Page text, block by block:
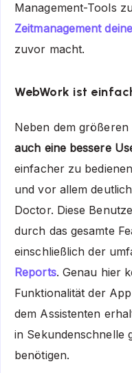
Management-Tools
Zeitmanagement
zuvor macht.
WebWork ist
Neben dem
auch eine bessere
einfacher zu
und vor allem
Doctor. Diese
durch das gesamte
einschließlich der
Reports. Genau hier
Funktionalität der
dem Assistenten
in Sekundenschnelle
benötigen.